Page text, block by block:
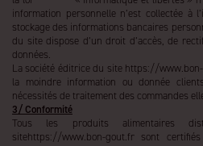
information personnelle n’est collectée à
stockage des informations bancaires
du site dispose d’un droit d’accès, de
données.
La société éditrice du site https://
la moindre information ou donnée
nécessités de traitement des commandes
3/ Conformité
Tous les produits alimentaires
sitehttps://www.bon-gout.fr sont